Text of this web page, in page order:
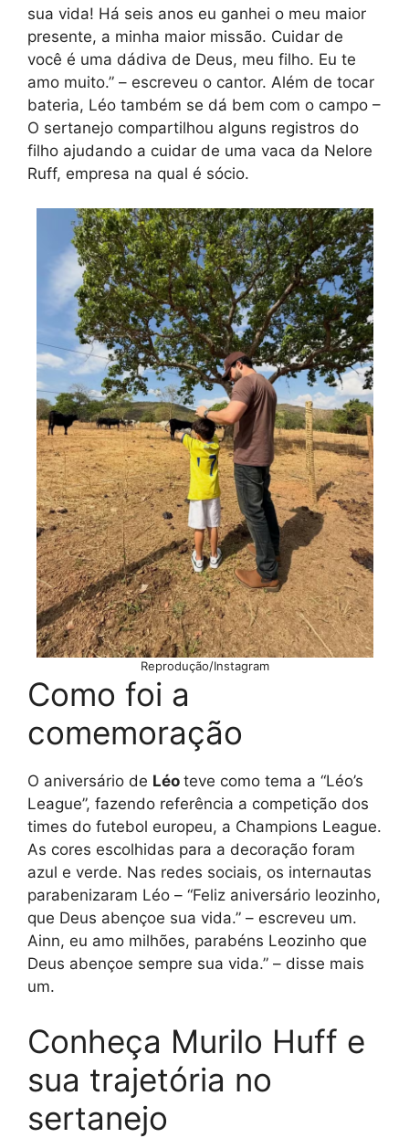
sua vida! Há seis anos eu ganhei o meu maior
presente, a minha maior missão. Cuidar de
você é uma dádiva de Deus, meu filho. Eu te
amo muito.” – escreveu o cantor. Além de tocar
bateria, Léo também se dá bem com o campo –
O sertanejo compartilhou alguns registros do
filho ajudando a cuidar de uma vaca da Nelore
Ruff, empresa na qual é sócio.
Reprodução/Instagram
Como foi a
comemoração
O aniversário de Léo teve como tema a “Léo’s
League”, fazendo referência a competição dos
times do futebol europeu, a Champions League.
As cores escolhidas para a decoração foram
azul e verde. Nas redes sociais, os internautas
parabenizaram Léo – “Feliz aniversário leozinho,
que Deus abençoe sua vida.” – escreveu um.
Ainn, eu amo milhões, parabéns Leozinho que
Deus abençoe sempre sua vida.” – disse mais
um.
Conheça Murilo Huff e
sua trajetória no
sertanejo